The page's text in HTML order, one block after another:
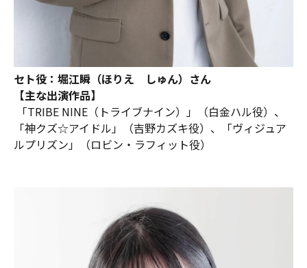
セト役：堀江瞬（ほりえ しゅん）さん
【主な出演作品】
「TRIBE NINE（トライブナイン）」（白金ハル役）、
「神クズ☆アイドル」（吉野カズキ役）、「ヴィジュア
ルプリズン」（ロビン・ラフィット役）